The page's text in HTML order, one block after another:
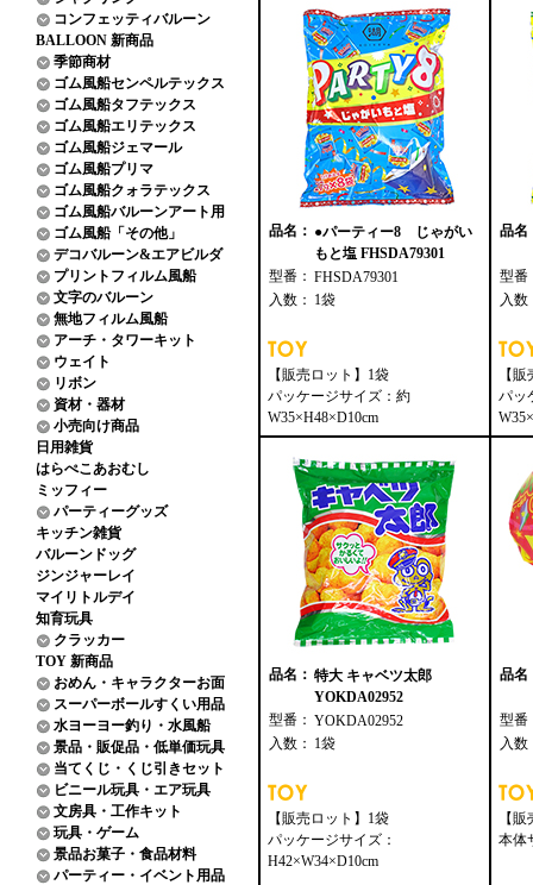
コンフェッティバルーン
BALLOON 新商品
季節商材
ゴム風船センペルテックス
ゴム風船タフテックス
ゴム風船エリテックス
ゴム風船ジェマール
ゴム風船プリマ
ゴム風船クォラテックス
ゴム風船バルーンアート用
ゴム風船「その他」
デコバルーン&エアビルダ
プリントフィルム風船
文字のバルーン
無地フィルム風船
アーチ・タワーキット
ウェイト
リボン
資材・器材
小売向け商品
日用雑貨
はらぺこあおむし
ミッフィー
パーティーグッズ
キッチン雑貨
バルーンドッグ
ジンジャーレイ
マイリトルデイ
知育玩具
クラッカー
TOY 新商品
おめん・キャラクターお面
スーパーボールすくい用品
水ヨーヨー釣り・水風船
景品・販促品・低単価玩具
当てくじ・くじ引きセット
ビニール玩具・エア玩具
文房具・工作キット
玩具・ゲーム
景品お菓子・食品材料
パーティー・イベント用品
品名： ●パーティー8 じゃがい
もと塩 FHSDA79301
型番： FHSDA79301
入数： 1袋
【販売ロット】1袋
パッケージサイズ：約
W35×H48×D10cm
品名
型番
入数
【
パッ
品名： 特大 キャベツ太郎
YOKDA02952
型番： YOKDA02952
入数： 1袋
【販売ロット】1袋
パッケージサイズ：
H42×W34×D10cm
品名
型番
入数
【
本体